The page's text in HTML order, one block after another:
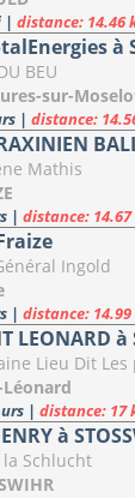
| distance: 14.46
à
BEU
sur-
| distance:
Mathis
| distance: 14.67
Ingold
| distance: 14.99
LEONARD
Lieu Dit
| distance: 17
à
Schlucht